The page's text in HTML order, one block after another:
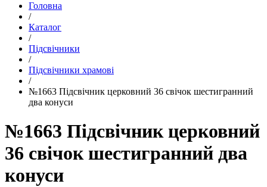
Головна
/
Каталог
/
Підсвічники
/
Підсвічники храмові
/
№1663 Підсвічник церковний 36 свічок шестигранний
два конуси
№1663 Підсвічник церковний
36 свічок шестигранний два
конуси